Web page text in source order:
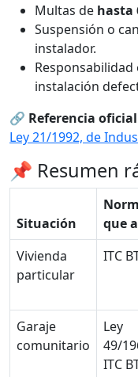
Multas de hasta
Suspensión o
instalador.
instalación
🔗 Referencia
Ley 21/1992, de
📌 Resumen
Situación
que
Vivienda
particular
ITC
Garaje
comunitario
Ley
49/
ITC